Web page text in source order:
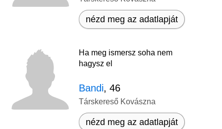
nézd meg az adatlapját
Ha meg ismersz soha nem
hagysz el
Bandi, 46
Társkereső Kovászna
nézd meg az adatlapját